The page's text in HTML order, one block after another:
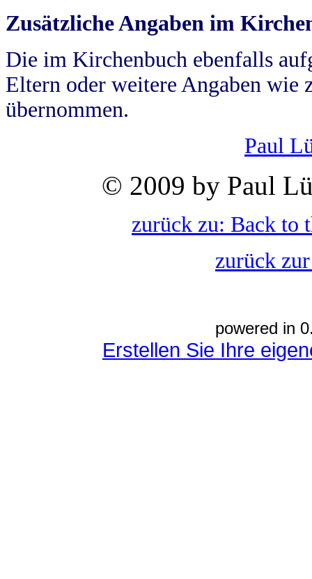
Zusätzliche Angaben im
Die im Kirchenbuch ebenfalls
Eltern oder weitere Angaben wie
übernommen.
Paul
© 2009 by Paul
zurück zu: Back to
zurück
powered in
Erstellen Sie Ihre